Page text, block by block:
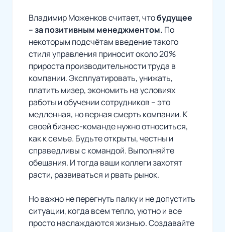
Владимир Моженков считает, чтобудущее
– за позитивным менеджментом. По
некоторым подсчётам введение такого
стиля управления приносит около 20%
прироста производительности труда в
компании. Эксплуатировать, унижать,
платить мизер, экономить на условиях
работы и обучении сотрудников – это
медленная, но верная смерть компании. К
своей бизнес-команде нужно относиться,
как к семье. Будьте открыты, честны и
справедливы с командой. Выполняйте
обещания. И тогда ваши коллеги захотят
расти, развиваться и рвать рынок.
Но важно не перегнуть палку и не допустить
ситуации, когда всем тепло, уютно и все
просто наслаждаются жизнью. Создавайте